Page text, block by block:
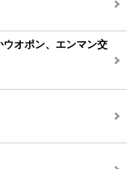
ウオポン、エンマン交